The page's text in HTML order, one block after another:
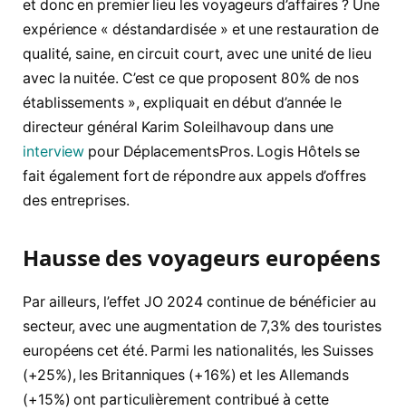
et donc en premier lieu les voyageurs d’affaires ? Une
expérience « déstandardisée » et une restauration de
qualité, saine, en circuit court, avec une unité de lieu
avec la nuitée. C’est ce que proposent 80% de nos
établissements », expliquait en début d’année le
directeur général Karim Soleilhavoup dans une
interview pour DéplacementsPros. Logis Hôtels se
fait également fort de répondre aux appels d’offres
des entreprises.
Hausse des voyageurs européens
Par ailleurs, l’effet JO 2024 continue de bénéficier au
secteur, avec une augmentation de 7,3% des touristes
européens cet été. Parmi les nationalités, les Suisses
(+25%), les Britanniques (+16%) et les Allemands
(+15%) ont particulièrement contribué à cette